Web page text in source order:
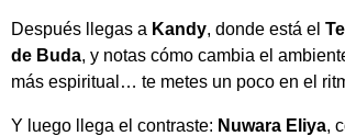
Después llegas a Kandy, donde está el
de Buda, y notas cómo cambia el
más espiritual… te metes un poco en el
Y luego llega el contraste: Nuwara Eliya,